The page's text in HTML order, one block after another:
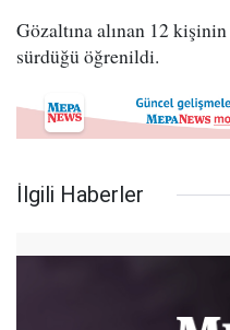
Gözaltına alınan 12
sürdüğü öğrenildi.
İlgili Haberler